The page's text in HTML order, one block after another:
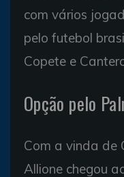
com vários
pelo futebol
Copete e
Opção pelo
Com a vinda de
Allione chegou